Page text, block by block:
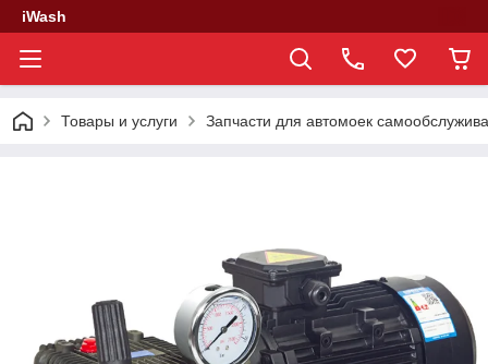
iWash
Товары и услуги Запчасти для автомоек